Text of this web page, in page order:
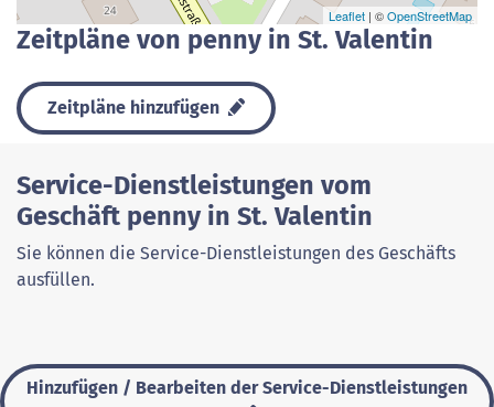
Leaflet | ©OpenStreetMap
Zeitpläne von penny in St. Valentin
Zeitpläne hinzufügen
Service-Dienstleistungen vom
Geschäft penny in St. Valentin
Sie können die Service-Dienstleistungen des Geschäfts
ausfüllen.
Hinzufügen / Bearbeiten der Service-Dienstleistungen